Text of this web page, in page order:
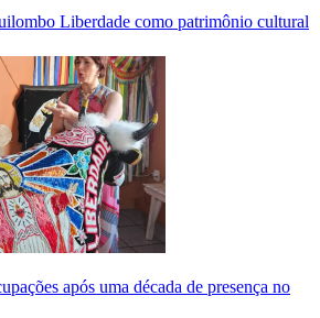
Liberdade como patrimônio cultural
após uma década de presença no